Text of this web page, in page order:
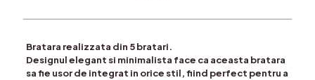
Bratara realizzata din 5 bratari.
Designul elegant si minimalista face ca aceasta bratara
sa fie usor de integrat in orice stil, fiind perfect pentru a